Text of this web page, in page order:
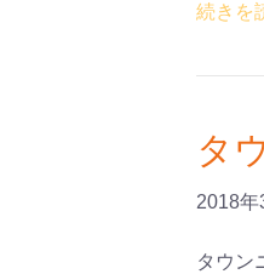
続きを
タ
2018年
タウン